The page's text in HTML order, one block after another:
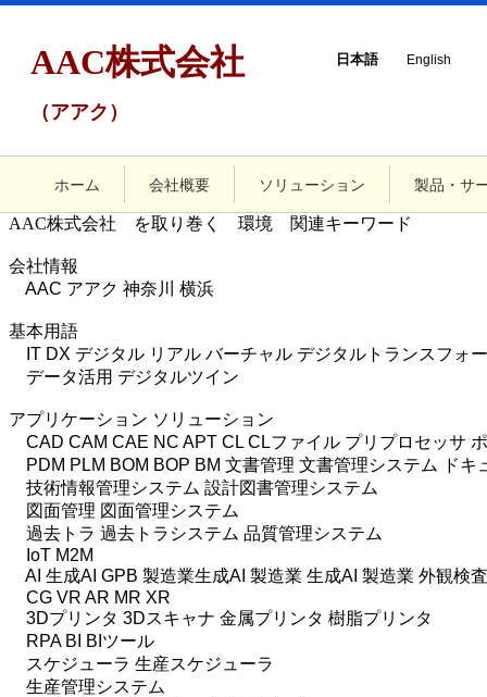
AAC株式会社
（アアク）
日本語 English
ホーム 会社概要 ソリューション 製品・サ
AAC株式会社 を取り巻く 環境 関連キーワード
会社情報
AAC アアク 神奈川 横浜
基本用語
IT DX デジタル リアル バーチャル デジタルトランスフォ
データ活用 デジタルツイン
アプリケーション ソリューション
CAD CAM CAE NC APT CL CLファイル プリプロセッサ
PDM PLM BOM BOP BM 文書管理 文書管理システム ドキ
技術情報管理システム 設計図書管理システム
図面管理 図面管理システム
過去トラ 過去トラシステム 品質管理システム
IoT M2M
AI 生成AI GPB 製造業生成AI 製造業 生成AI 製造業 外観検
CG VR AR MR XR
3Dプリンタ 3Dスキャナ 金属プリンタ 樹脂プリンタ
RPA BI BIツール
スケジューラ 生産スケジューラ
生産管理システム